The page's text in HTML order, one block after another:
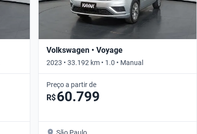
Volkswagen • Voyage
2023 • 33.192 km • 1.0 • Manual
Preço a partir de
R$60.799